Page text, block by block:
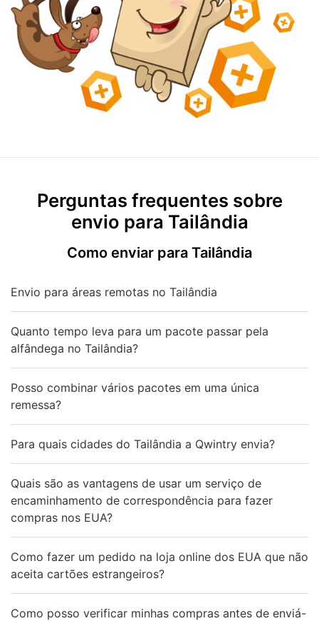
Perguntas frequentes sobre
envio para Tailândia
Como enviar para Tailândia
Envio para áreas remotas no Tailândia
Quanto tempo leva para um pacote passar pela
alfândega no Tailândia?
Posso combinar vários pacotes em uma única
remessa?
Para quais cidades do Tailândia a Qwintry envia?
Quais são as vantagens de usar um serviço de
encaminhamento de correspondência para fazer
compras nos EUA?
Como fazer um pedido na loja online dos EUA que não
aceita cartões estrangeiros?
Como posso verificar minhas compras antes de enviá-